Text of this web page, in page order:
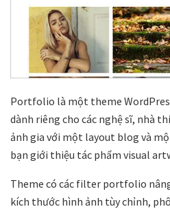
Portfolio là một theme
dành riêng cho các nghệ sĩ, nhà
ảnh gia với một layout blog và
bạn giới thiệu tác phẩm visual
Theme có các filter portfolio
kích thước hình ảnh tùy chỉnh,